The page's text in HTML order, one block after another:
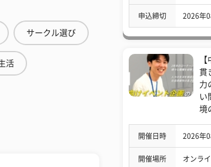
サークル選び
活
申込締切 2026年
貫
力
い
境
開催日時 2026年
開催場所 オンラ